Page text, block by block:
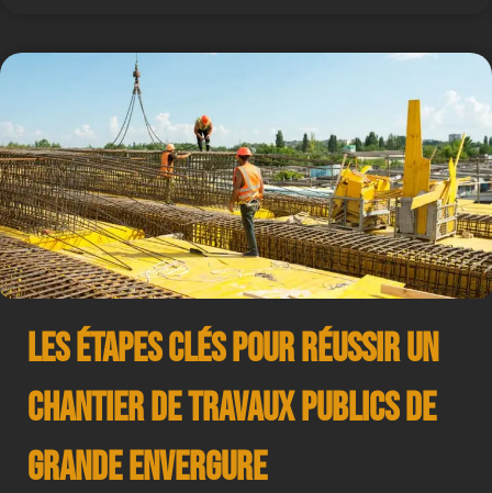
Les Étapes Clés pour Réussir un
Chantier de Travaux Publics de
Grande Envergure